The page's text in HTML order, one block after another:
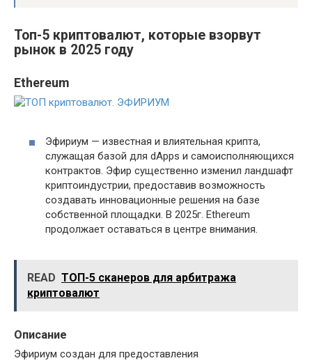
Топ-5 криптовалют, которые взорвут
рынок в 2025 году
Ethereum
Эфириум — известная и влиятельная крипта,
служащая базой для dApps и самоисполняющихся
контрактов. Эфир существенно изменил ландшафт
криптоиндустрии, предоставив возможность
создавать инновационные решения на базе
собственной площадки. В 2025г. Ethereum
продолжает оставаться в центре внимания.
READ ТОП-5 сканеров для арбитража
криптовалют
Описание
Эфириум создан для предоставления